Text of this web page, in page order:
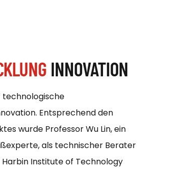
INNOVATION
technologische
Entsprechend den
wurde Professor Wu Lin, ein
als technischer Berater
Institute of Technology